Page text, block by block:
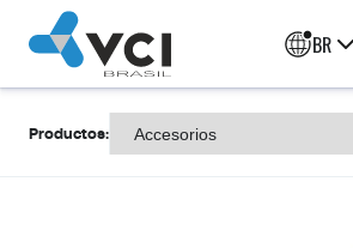
BR
Productos: